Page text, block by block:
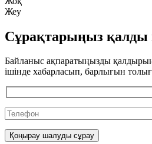
Жеу
Сұрақтарыңыз қалды
Байланыс ақпаратыңызды
ішінде хабарласып, барлығын